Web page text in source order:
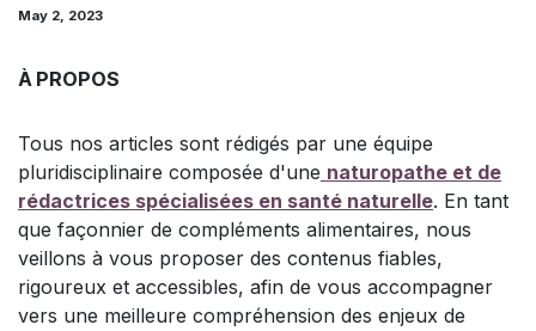
May 2, 2023
À PROPOS
Tous nos articles sont rédigés par une équipe
pluridisciplinaire composée d'une naturopathe et de
rédactrices spécialisées en santé naturelle. En tant
que façonnier de compléments alimentaires, nous
veillons à vous proposer des contenus fiables,
rigoureux et accessibles, afin de vous accompagner
vers une meilleure compréhension des enjeux de